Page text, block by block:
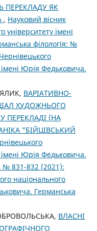
ПЕРЕКЛАДУ ЯК
, Науковий вісник
університету імені
філологія: №
імені Юрія Федьковича.
ВАРІАТИВНО-
ХУДОЖНЬОГО
ПЕРЕКЛАДІ (НА
"БІЙЦІВСЬКИЙ
імені Юрія Федьковича.
№ 831-832 (2021):
національного
Германська
ВЛАСНІ